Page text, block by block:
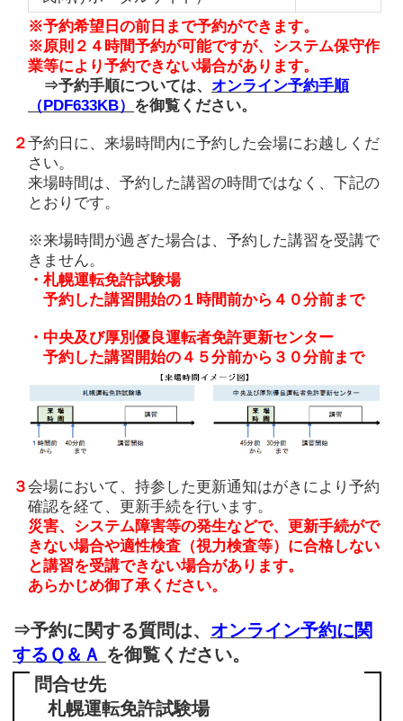
※予約希望日の前日まで予約ができます。
※原則２４時間予約が可能ですが、システム保守作
業等により予約できない場合があります。
⇒予約手順については、 オンライン予約手順
（PDF633KB） を御覧ください。
２予約日に、来場時間内に予約した会場にお越しくだ
さい。
来場時間は、予約した講習の時間ではなく、下記の
とおりです。
※来場時間が過ぎた場合は、予約した講習を受講で
きません。
・札幌運転免許試験場
予約した講習開始の１時間前から４０分前まで
・中央及び厚別優良運転者免許更新センター
予約した講習開始の４５分前から３０分前まで
３会場において、持参した更新通知はがきにより予約
確認を経て、更新手続を行います。
災害、システム障害等の発生などで、更新手続がで
きない場合や適性検査（視力検査等）に合格しない
と講習を受講できない場合があります。
あらかじめ御了承ください。
⇒予約に関する質問は、 オンライン予約に関
するＱ＆Ａ を御覧ください。
問合せ先
札幌運転免許試験場